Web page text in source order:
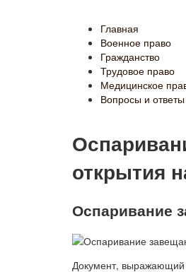
Главная
Военное право
Гражданство
Трудовое право
Медицинское
Вопросы и ответы
открытия
Оспаривание
Документ,